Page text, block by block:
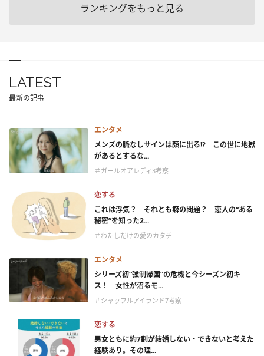
ランキングをもっと見る
LATEST
最新の記事
エンタメ
メンズの脈なしサインは顔に出る!? この世に地獄
があるとするな...
＃ガールオアレディ3考察
恋する
これは浮気？ それとも癖の問題？ 恋人の“ある
秘密”を知った2...
＃わたしだけの愛のカタチ
エンタメ
シリーズ初“強制帰国”の危機と今シーズン初キ
ス！ 女性が沼るモ...
＃シャッフルアイランド7考察
恋する
男女ともに約7割が結婚しない・できないと考えた
経験あり。その理...